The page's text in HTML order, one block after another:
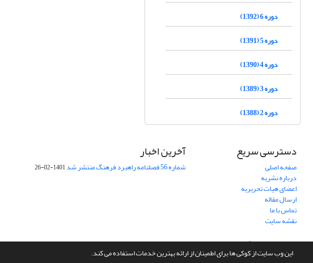
این وب سایت از کوکی ها برای اطمینان از ارائه بهترین خدمات استفاده می کند.
دوره 6 (1392)
دوره 5 (1391)
دوره 4 (1390)
دوره 3 (1389)
دوره 2 (1388)
دسترسی سریع
صفحه اصلی
درباره نشریه
اعضای هیات تحریریه
ارسال مقاله
تماس با ما
نقشه سایت
آخرین اخبار
شماره 56 فصلنامه راهبرد فرهنگ منتشر شد 1401-02-26
سامانه مدیریت نشریات علمی.طراحی و پیاده سازی ازسیناوب